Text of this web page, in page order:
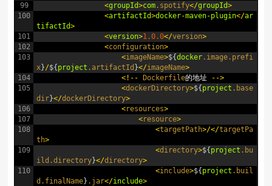
99
100
101
102
103
104
105
106
107
108
109
110
<groupId>com .spotify</groupId>
<artifactId>docker-maven-plugin</ar
tifactId>
<version>1.0.0</version>
<configuration>
<imageName>${docker .image .prefi
x}/${ project .artifactId }</imageName>
< ! -- Dockerfile的地址 -->
<dockerDirectory>${ project .base
dir}</dockerDirectory>
<resources>
<resource>
<targetPath>/</targetPa
th>
<directory>${ project .bu
ild .directory}</directory>
<include>${ project .buil
d .finalName} .jar</include>